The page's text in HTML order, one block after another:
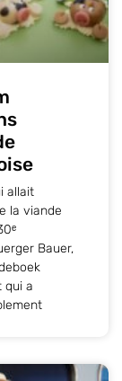
allait
la viande
Bauer,
qui a